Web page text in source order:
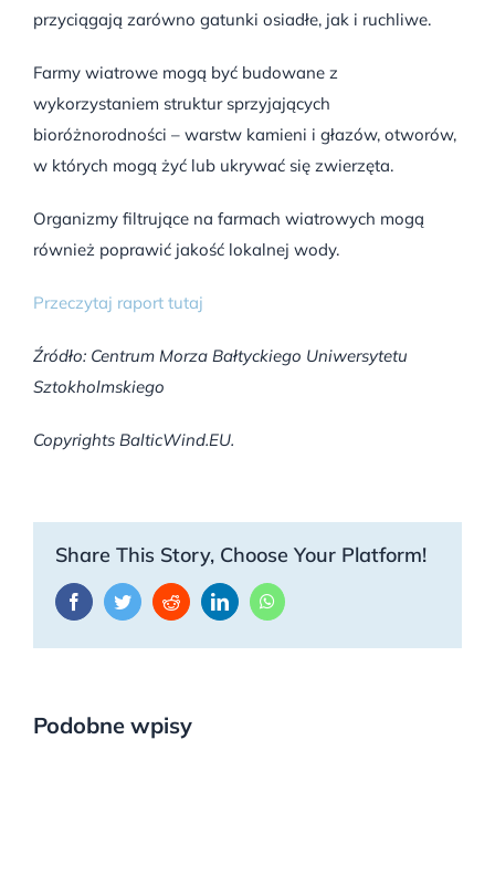
przyciągają zarówno gatunki osiadłe, jak i ruchliwe.
Farmy wiatrowe mogą być budowane z
wykorzystaniem struktur sprzyjających
bioróżnorodności – warstw kamieni i głazów, otworów,
w których mogą żyć lub ukrywać się zwierzęta.
Organizmy filtrujące na farmach wiatrowych mogą
również poprawić jakość lokalnej wody.
Przeczytaj raport tutaj
Źródło: Centrum Morza Bałtyckiego Uniwersytetu
Sztokholmskiego
Copyrights BalticWind.EU.
Share This Story, Choose Your Platform!
FacebookTwitterRedditLinkedInWhatsApp
Podobne wpisy